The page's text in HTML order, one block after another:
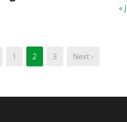
1 2 3 Next ›
«